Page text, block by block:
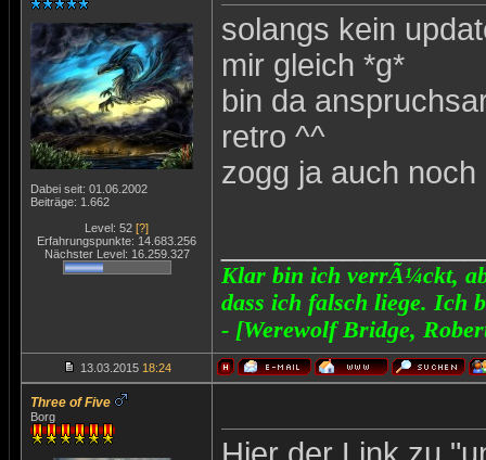
Dabei seit: 01.06.2002
Beiträge: 1.662
Level: 52 [?]
Erfahrungspunkte: 14.683.256
Nächster Level: 16.259.327
solangs kein
mir gleich *g*
bin da
retro ^^
zogg ja auch
Klar bin ich verrÃ¼ckt,
dass ich falsch liege. Ich
- [Werewolf Bridge,
13.03.2015 18:24
Three of Five
Borg